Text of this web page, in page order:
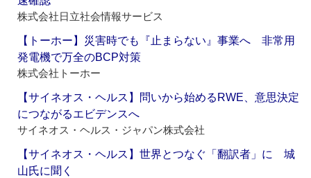
株式会社日立社会情報サービス
【トーホー】災害時でも『止まらない』事業へ 非常用
発電機で万全のBCP対策
株式会社トーホー
【サイネオス・ヘルス】問いから始めるRWE、意思決定
につながるエビデンスへ
サイネオス・ヘルス・ジャパン株式会社
【サイネオス・ヘルス】世界とつなぐ「翻訳者」に 城
山氏に聞く